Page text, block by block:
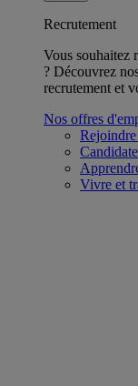
Recrutement
Vous souhaitez
? Découvrez
recrutement et
Nos offres
Vivre et